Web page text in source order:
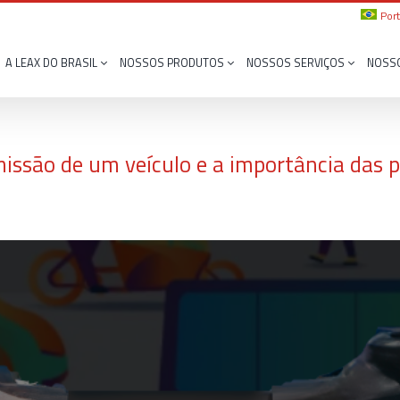
A LEAX DO BRASIL NOSSOS PRODUTOS NOSSOS SERVIÇOS
de um veículo e a importância das